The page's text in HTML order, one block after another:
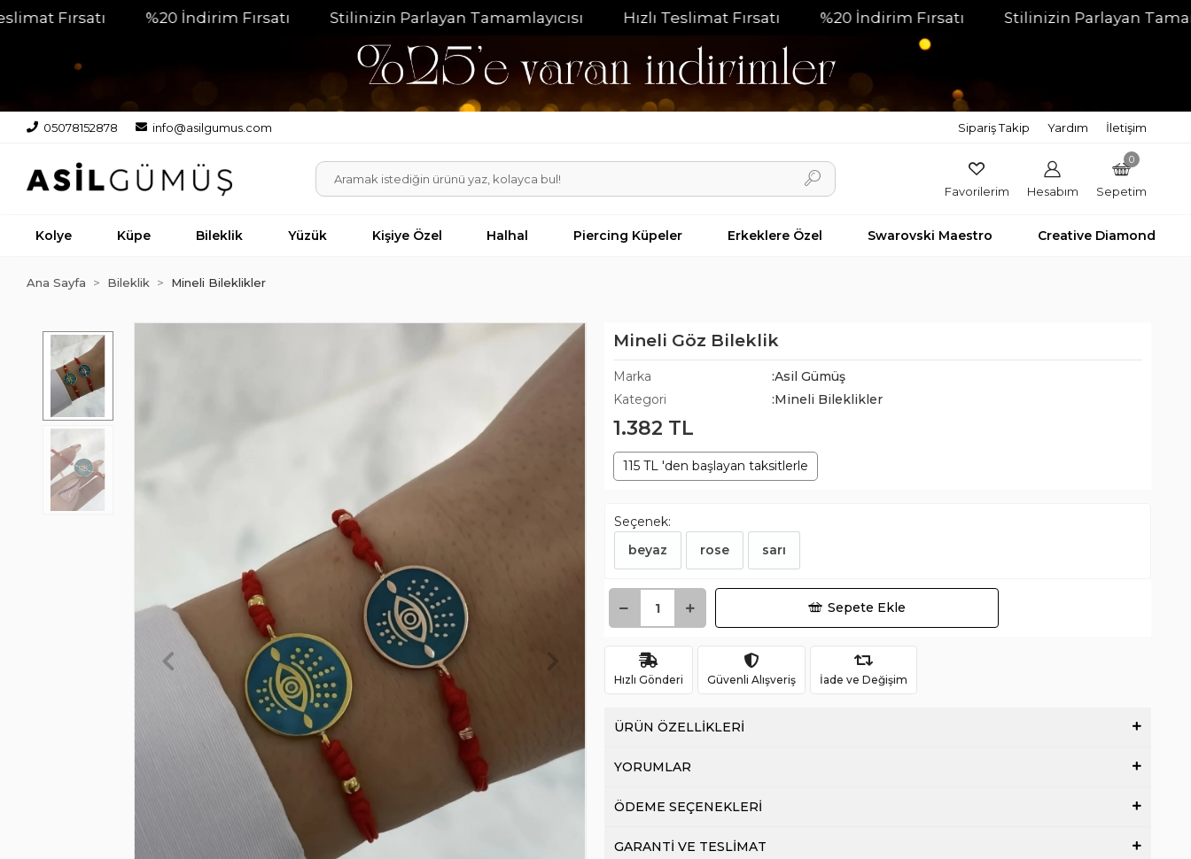
%20 İndirim Fırsatı Stilinizin Parlayan Tamamlayıcısı Hızlı Teslimat Fırsatı %20 İndirim Fırsatı Stilinizin Parlayan
05078152878 info@asilgumus.com Sipariş Takip Yardım İletişim
Favorilerim Hesabım
0
Sepetim
Kolye Küpe Bileklik Yüzük Kişiye Özel Halhal Piercing Küpeler Erkeklere Özel Swarovski Maestro Creative Diamond
Ana Sayfa Bileklik Mineli Bileklikler
Mineli Göz Bileklik
Marka
:Asil Gümüş
Kategori
:Mineli Bileklikler
1.382 TL
115 TL 'den başlayan taksitlerle
Seçenek:
beyaz
rose sarı
Sepete Ekle
Hızlı Gönderi Güvenli Alışveriş İade ve Değişim
ÜRÜN ÖZELLİKLERİ
YORUMLAR
ÖDEME SEÇENEKLERİ
GARANTİ VE TESLİMAT